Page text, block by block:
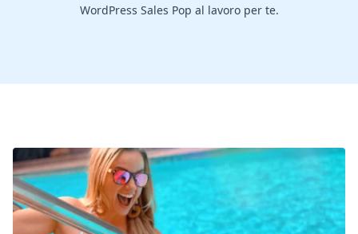
WordPress Sales Pop al lavoro per te.